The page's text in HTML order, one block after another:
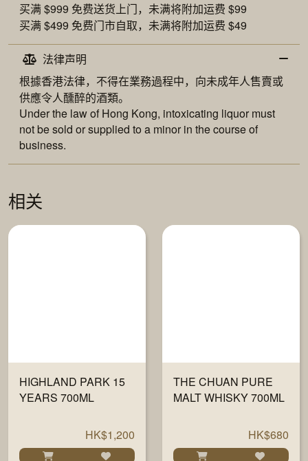
买满 $999 免费送货上门，未满将附加运费 $99
买满 $499 免费门市自取，未满将附加运费 $49
法律声明
根據香港法律，不得在業務過程中，向未成年人售賣或
供應令人醺醉的酒類。
Under the law of Hong Kong, intoxicating liquor must
not be sold or supplied to a minor in the course of
business.
相关
HIGHLAND PARK 15
YEARS 700ML
HK$1,200
THE CHUAN PURE
MALT WHISKY 700ML
HK$680